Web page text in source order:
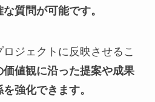
質問が可能です。
ジェクトに反映させるこ
価値観に沿った提案や成果
強化できます。